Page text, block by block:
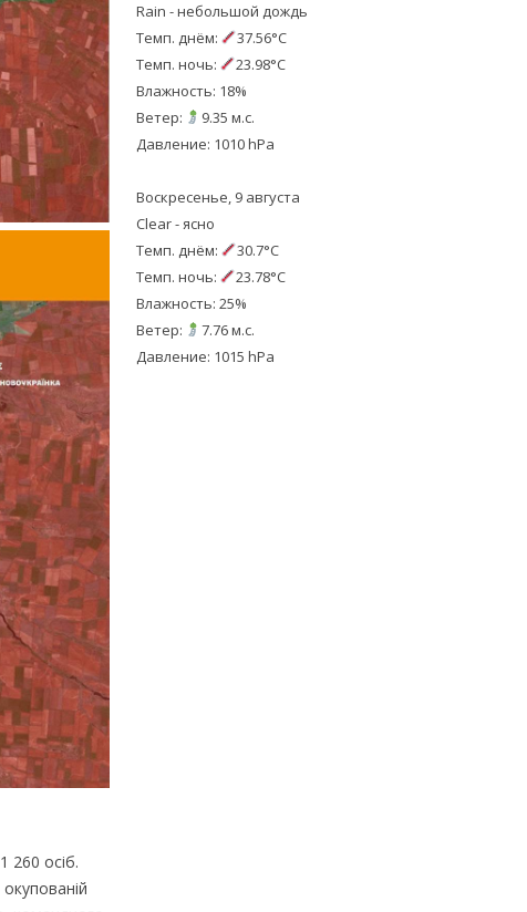
260 осіб.
Rain - небольшой дождь
Темп. днём:
37.56°C
Темп. ночь:
23.98°C
Влажность: 18%
Ветер:
9.35 м.с.
Давление: 1010 hPa
Воскресенье, 9 августа
Clear - ясно
Темп. днём:
30.7°C
Темп. ночь:
23.78°C
Влажность: 25%
Ветер:
7.76 м.с.
Давление: 1015 hPa